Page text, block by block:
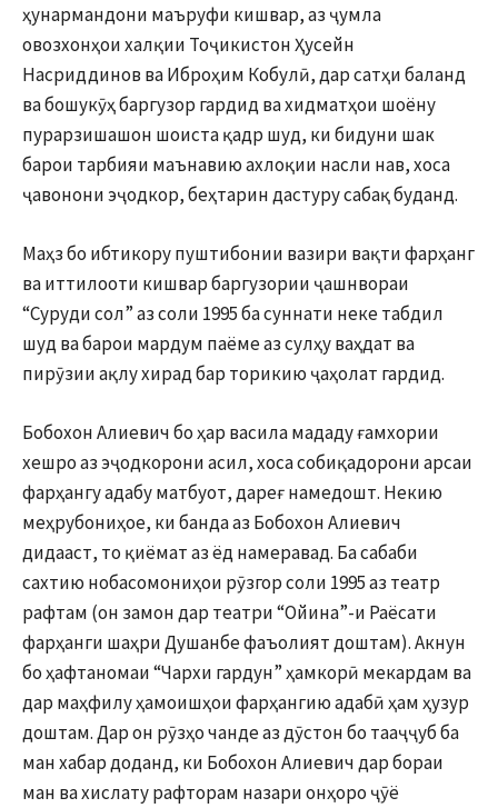
ҳунармандони маъруфи кишвар, аз ҷумла
овозхонҳои халқии Тоҷикистон Ҳусейн
Насриддинов ва Иброҳим Кобулӣ, дар сатҳи баланд
ва бошукӯҳ баргузор гардид ва хидматҳои шоёну
пурарзишашон шоиста қадр шуд, ки бидуни шак
барои тарбияи маънавию ахлоқии насли нав, хоса
ҷавонони эҷодкор, беҳтарин дастуру сабақ буданд.
Маҳз бо ибтикору пуштибонии вазири вақти фарҳанг
ва иттилооти кишвар баргузории ҷашнвораи
“Суруди сол” аз соли 1995 ба суннати неке табдил
шуд ва барои мардум паёме аз сулҳу ваҳдат ва
пирӯзии ақлу хирад бар торикию ҷаҳолат гардид.
Бобохон Алиевич бо ҳар васила мададу ғамхории
хешро аз эҷодкорони асил, хоса собиқадорони арсаи
фарҳангу адабу матбуот, дареғ намедошт. Некию
меҳрубониҳое, ки банда аз Бобохон Алиевич
дидааст, то қиёмат аз ёд намеравад. Ба сабаби
сахтию нобасомониҳои рӯзгор соли 1995 аз театр
рафтам (он замон дар театри “Ойина”-и Раёсати
фарҳанги шаҳри Душанбе фаъолият доштам). Акнун
бо ҳафтаномаи “Чархи гардун” ҳамкорӣ мекардам ва
дар маҳфилу ҳамоишҳои фарҳангию адабӣ ҳам ҳузур
доштам. Дар он рӯзҳо чанде аз дӯстон бо тааҷҷуб ба
ман хабар доданд, ки Бобохон Алиевич дар бораи
ман ва хислату рафторам назари онҳоро ҷӯё